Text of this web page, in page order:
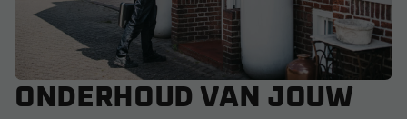
ONDERHOUD VAN JOUW